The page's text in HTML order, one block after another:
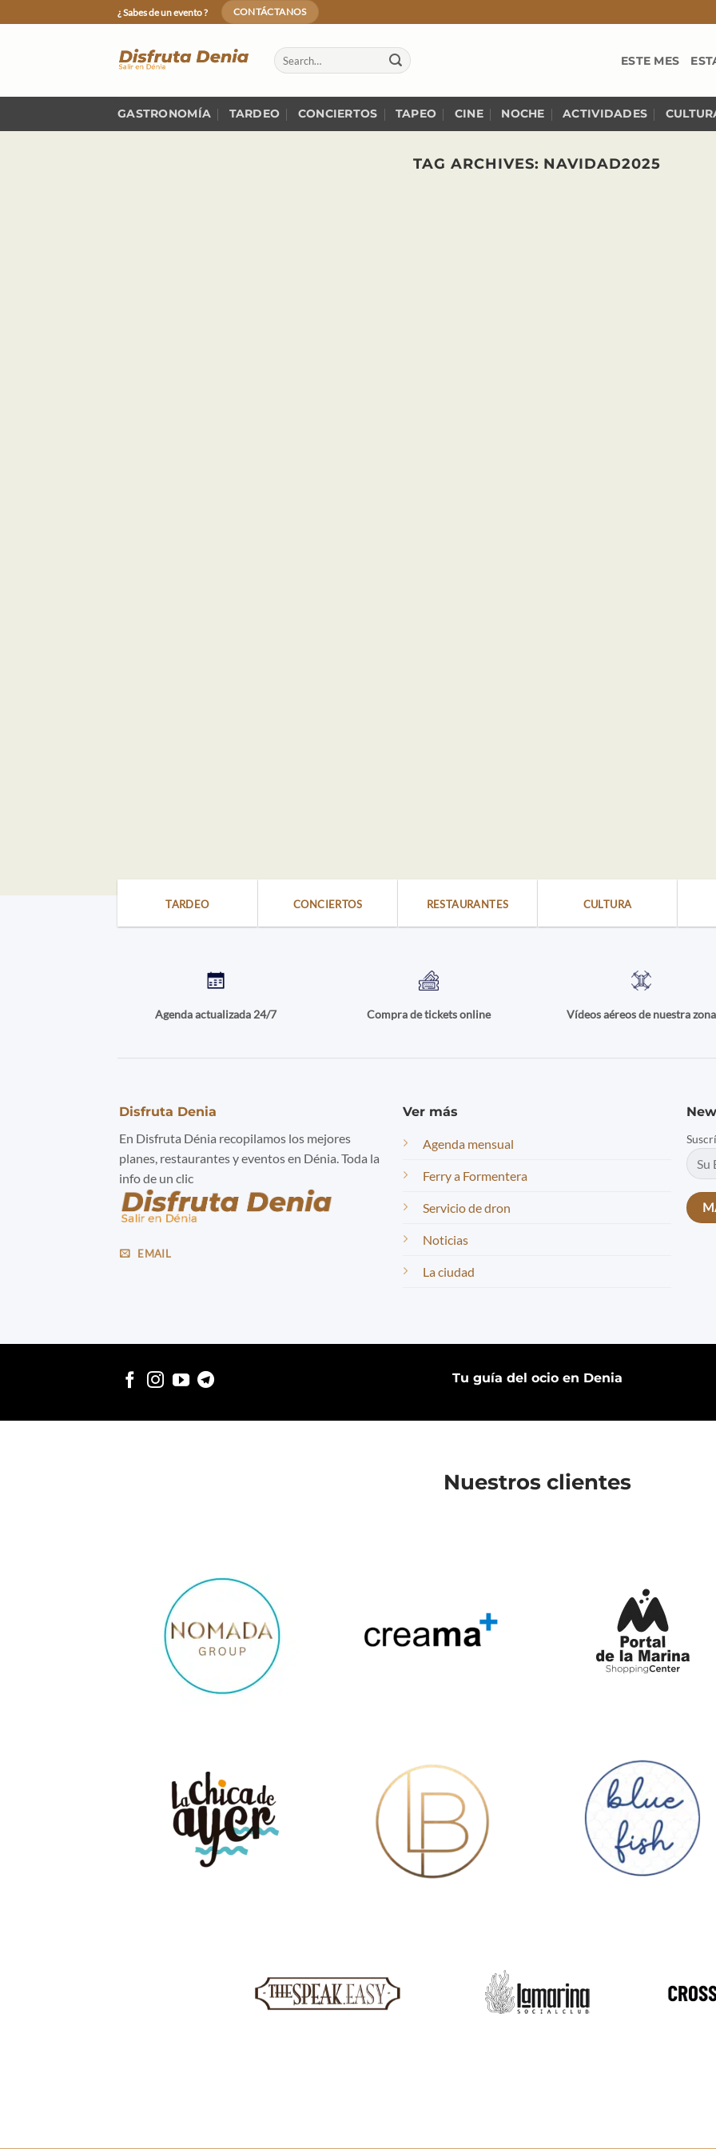
to
¿ Sabes de un evento ? CONTÁCTANOS
ESTE MES
GASTRONOMÍA TARDEO CONCIERTOS TAPEO CINE NOCHE ACTIVIDADES
TAG ARCHIVES: NAVIDAD2025
TARDEO CONCIERTOS RESTAURANTES CULTURA
Agenda actualizada 24/7 Compra de tickets online Vídeos aéreos de nuestra zona
Disfruta Denia
En Disfruta Dénia recopilamos los mejores
planes, restaurantes y eventos en Dénia. Toda la
info de un clic
EMAIL
Ver más
Agenda mensual
Ferry a Formentera
Servicio de dron
Noticias
La ciudad
Tu guía del ocio en Denia
Nuestros clientes